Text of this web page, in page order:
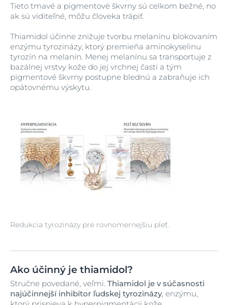
Redukcia tyrozinázy pre rovnomernejšiu pleť.
Tieto tmavé a pigmentové škvrny sú celkom bežné, no
ak sú viditeľné, môžu človeka trápiť.
Thiamidol účinne znižuje tvorbu melanínu blokovaním
enzýmu tyrozinázy, ktorý premieňa aminokyselinu
tyrozín na melanín. Menej melanínu sa transportuje z
bazálnej vrstvy kože do jej vrchnej časti a tým
pigmentové škvrny postupne blednú a zabraňuje ich
opätovnému výskytu.
Ako účinný je thiamidol?
Stručne povedané, veľmi. Thiamidol je v súčasnosti
najúčinnejší inhibítor ľudskej tyrozinázy, enzýmu,